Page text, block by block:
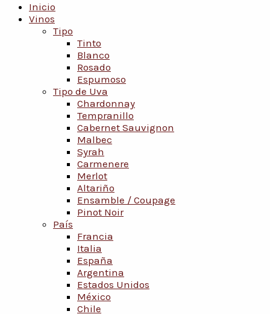
Inicio
Vinos
Tipo
Tinto
Blanco
Rosado
Espumoso
Tipo de Uva
Chardonnay
Tempranillo
Cabernet Sauvignon
Malbec
Syrah
Carmenere
Merlot
Altariño
Ensamble / Coupage
Pinot Noir
País
Francia
Italia
España
Argentina
Estados Unidos
México
Chile